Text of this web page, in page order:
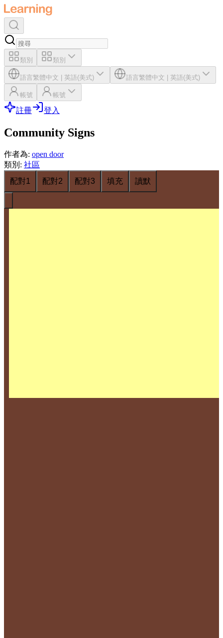
類別 類別
語言繁體中文 英語(美式) 語言繁體中文 英語(美式)
帳號 帳號
註冊 登入
Community Signs
作者為: open door
類別 : 社區
配對1
配對2 配對3 填充 讀默